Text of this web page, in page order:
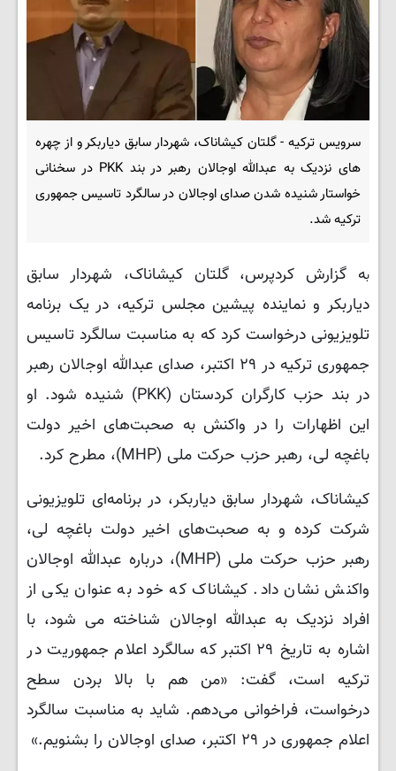
سرویس ترکیه - گلتان کیشاناک، شهردار سابق دیاربکر و از چهره
های نزدیک به عبدالله اوجالان رهبر در بند PKK در سخنانی
خواستار شنیده شدن صدای اوجالان در سالگرد تاسیس جمهوری
ترکیه شد.
به گزارش کردپرس، گلتان کیشاناک، شهردار سابق
دیاربکر و نماینده پیشین مجلس ترکیه، در یک برنامه
تلویزیونی درخواست کرد که به مناسبت سالگرد تاسیس
جمهوری ترکیه در ۲۹ اکتبر، صدای عبدالله اوجالان رهبر
در بند حزب کارگران کردستان (PKK) شنیده شود. او
این اظهارات را در واکنش به صحبت‌های اخیر دولت
باغچه لی، رهبر حزب حرکت ملی (MHP)، مطرح کرد.
کیشاناک، شهردار سابق دیاربکر، در برنامه‌ای تلویزیونی
شرکت کرده و به صحبت‌های اخیر دولت باغچه لی،
رهبر حزب حرکت ملی (MHP)، درباره عبدالله اوجالان
واکنش نشان داد. کیشاناک که خود به عنوان یکی از
افراد نزدیک به عبدالله اوجالان شناخته می شود، با
اشاره به تاریخ ۲۹ اکتبر که سالگرد اعلام جمهوریت در
ترکیه است، گفت: «من هم با بالا بردن سطح
درخواست، فراخوانی می‌دهم. شاید به مناسبت سالگرد
اعلام جمهوری در ۲۹ اکتبر، صدای اوجالان را بشنویم.»